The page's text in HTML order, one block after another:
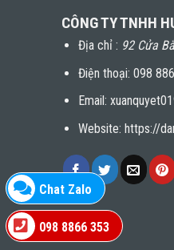
Chat Zalo
098 8866 353
CÔNG TY TNHH
Địa chỉ : 92 Cửa
Điện thoại: 098
Email:
Website: https://